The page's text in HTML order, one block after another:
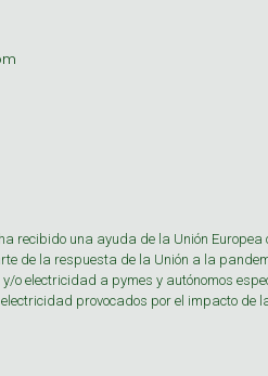
recibido una ayuda de la Unión
de la respuesta de la Unión a la
o electricidad a pymes y autónomos
provocados por el impacto de